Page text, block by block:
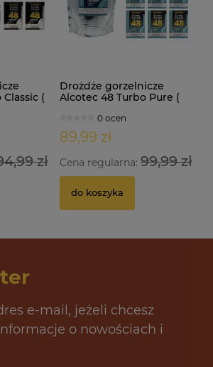
(
zł
Drożdże gorzelnicze
Alcotec 48 Turbo Pure (
0 ocen
89,99 zł
Cena regularna:99,99 zł
do koszyka
e-mail, jeżeli chcesz
o nowościach i